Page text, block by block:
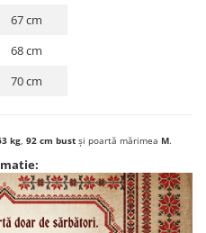
67 cm
68 cm
70 cm
kg, 92 cm bust și poartă mărimea M.